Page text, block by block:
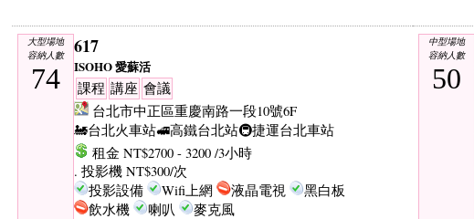
大型場地
容納人數
74
617
ISOHO 愛蘇活
課程 講座 會議
台北市中正區重慶南路一段10號6F
🚂台北火車站🚅高鐵台北站🚇捷運台北車站
租金 NT$2700 - 3200 /3小時
. 投影機 NT$300/次
投影設備
Wifi上網 液晶電視
黑白板
飲水機
喇叭
麥克風
中型場地
容納人數
50